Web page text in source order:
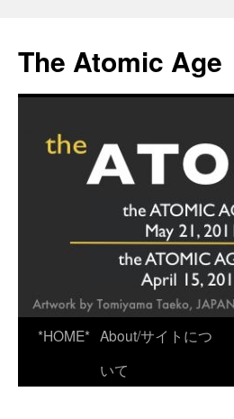
content
The Atomic Age
*HOME* About/サイトにつ
いて